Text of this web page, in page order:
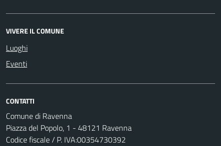
VIVERE IL COMUNE
Luoghi
Eventi
CONTATTI
Comune di Ravenna
Piazza del Popolo, 1 - 48121 Ravenna
Codice fiscale / P. IVA:00354730392